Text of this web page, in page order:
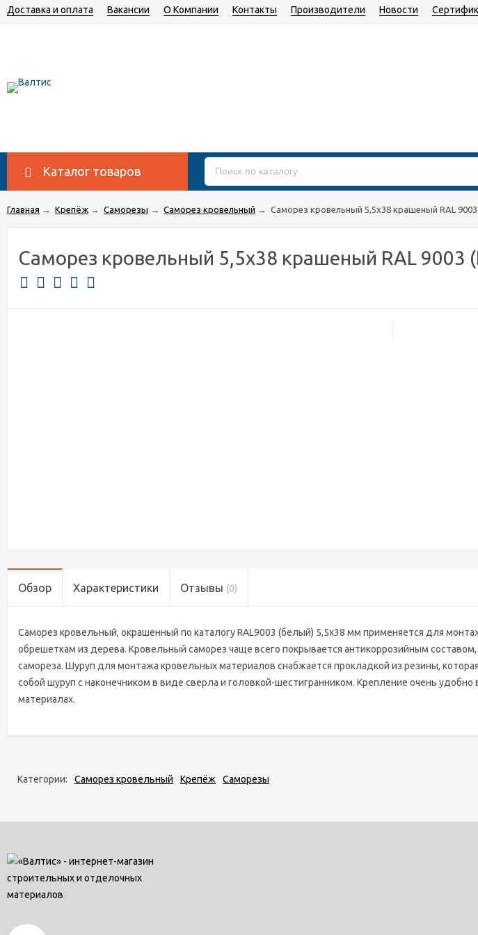
Доставка и оплата Вакансии О Компании Контакты Производители Новости
Каталог товаров
Главная → Крепёж → Саморезы → Саморез кровельный → Саморез кровельный 5,5х38 крашеный RAL
Саморез кровельный 5,5х38 крашеный RAL 9003
Обзор Характеристики Отзывы (0)
Саморез кровельный, окрашенный по каталогу RAL9003 (белый) 5,5х38 мм применяется для
обрешеткам из дерева. Кровельный саморез чаще всего покрывается антикоррозийным
самореза. Шуруп для монтажа кровельных материалов снабжается прокладкой из резины,
собой шуруп с наконечником в виде сверла и головкой-шестигранником. Крепление очень
материалах.
Категории: Саморез кровельный Крепёж Саморезы